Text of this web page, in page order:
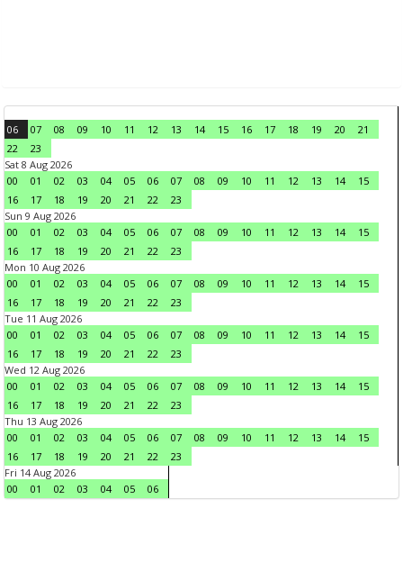
06 07 08 09 10 11 12 13 14 15 16 17 18 19 20
21
22
23
Sat 8 Aug 2026
00
01 02 03 04 05 06 07 08 09 10 11 12 13 14
15
16
17 18 19 20 21 22
23
Sun 9 Aug 2026
00
01 02 03 04 05 06 07 08 09 10 11 12 13 14
15
16
17 18 19 20 21 22
23
Mon 10 Aug 2026
00
01 02 03 04 05 06 07 08 09 10 11 12 13 14
15
16
17 18 19 20 21 22
23
Tue 11 Aug 2026
00
01 02 03 04 05 06 07 08 09 10 11 12 13 14
15
16
17 18 19 20 21 22
23
Wed 12 Aug 2026
00
01 02 03 04 05 06 07 08 09 10 11 12 13 14
15
16
17 18 19 20 21 22
23
Thu 13 Aug 2026
00
01 02 03 04 05 06 07 08 09 10 11 12 13 14
15
16
17 18 19 20 21 22
23
Fri 14 Aug 2026
00
01 02 03 04 05 06